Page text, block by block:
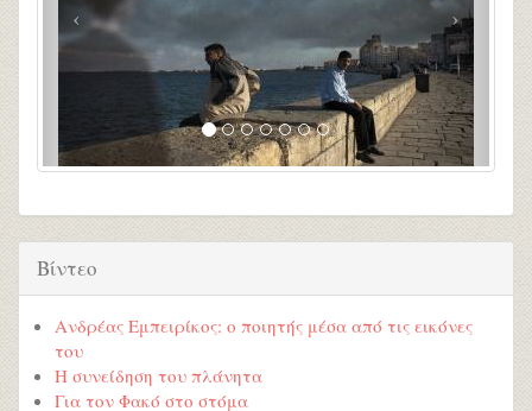
Βίντεο
Ανδρέας Εμπειρίκος: ο ποιητής μέσα από τις εικόνες
του
Η συνείδηση του πλάνητα
Για τον Φακό στο στόμα